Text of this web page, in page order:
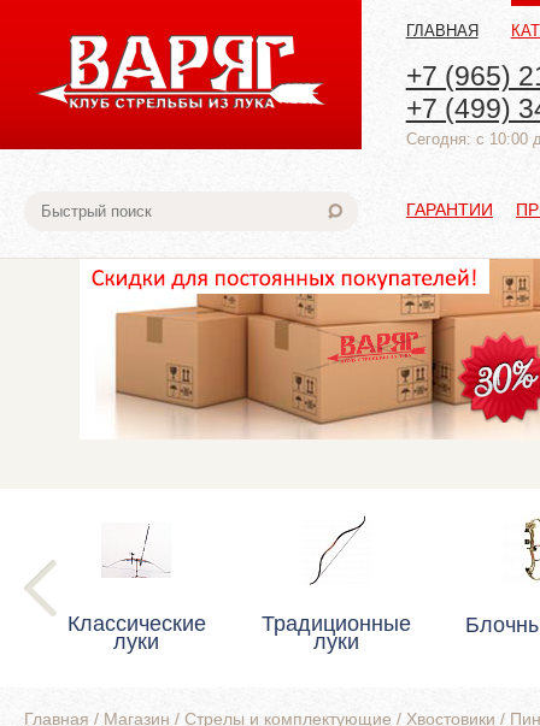
ГЛАВНАЯ
+7 (965)
+7 (499)
Cегодня: с 10:00
ГАРАНТИИ
Классические
луки
Традиционные
луки
Главная / Магазин / Стрелы и комплектующие / Хвостовики /